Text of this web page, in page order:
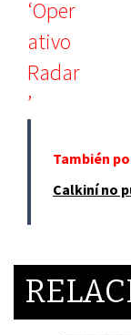
También
Calkiní no